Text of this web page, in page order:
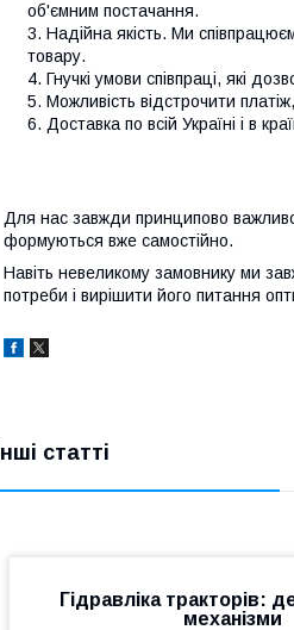
об'ємним постачання.
Надійна якість. Ми
товару.
Гнучкі умови співпраці, які
Можливість відстрочити
Доставка по всій Україні і в
Для нас завжди принципово важливо
формуються вже самостійно.
Навіть невеликому замовнику ми
потреби і вирішити його питання
Інші статті
Гідравліка тракторів:
механізми